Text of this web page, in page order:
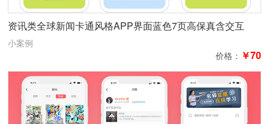
资讯类全球新闻卡通风格APP界面蓝色7页高保真含交互
小案例
价格： ￥70